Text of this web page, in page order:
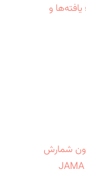
و
شمارش
کالری به کاهش وزن کمک کند؛ یافته‌ای از JAMA